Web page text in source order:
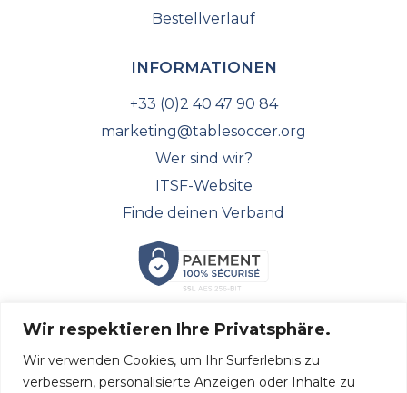
Wir respektieren Ihre Privatsphäre.
Wir verwenden Cookies, um Ihr Surferlebnis zu
verbessern, personalisierte Anzeigen oder Inhalte zu
Bestellverlauf
INFORMATIONEN
+33 (0)2 40 47 90 84
marketing@tablesoccer.org
Wer sind wir?
ITSF-Website
Finde deinen Verband
FOLGEN SIE UNS!
Entdecken Sie alle unsere neuesten Nachrichten und